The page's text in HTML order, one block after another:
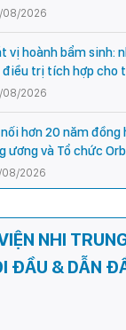
08/2026
vị hoành bẩm sinh:
trị tích hợp cho
gia hàng đầu của
08/2026
hơn 20 năm đồng
ương và Tổ chức
hợp tác, mở rộng cơ
em Việt Nam
08/2026
NHI
ĐẦU & DẪN